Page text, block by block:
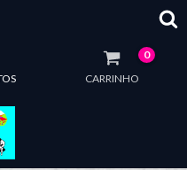
CARRINHO
0